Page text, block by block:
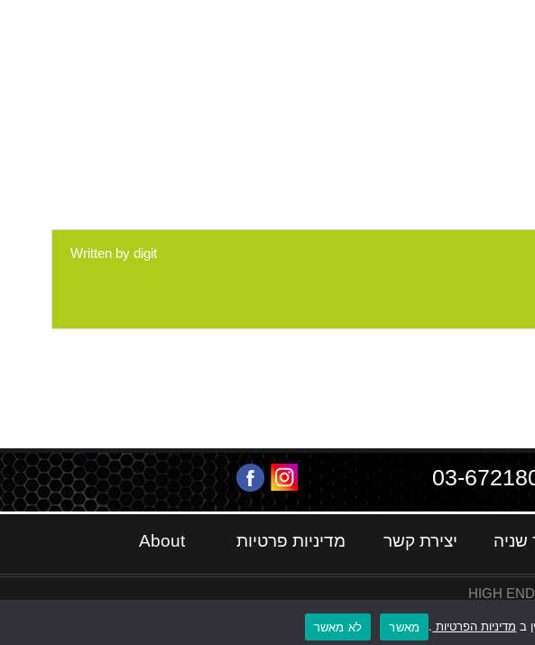
Written by digit
03-
שניה יצירת קשר מדיניות פרטיות About
ב מדיניות הפרטיות . מאשר לא מאשר